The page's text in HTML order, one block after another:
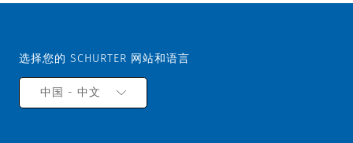
选择您的 SCHURTER 网站和语言
中国 - 中文